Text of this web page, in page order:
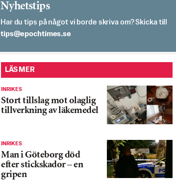
Nyhetstips
Har du tips på något vi borde skriva om? Skicka till
es.semithcope@spit
LÄS MER
INRIKES
Stort tillslag mot olaglig
tillverkning av läkemedel
INRIKES
Man i Göteborg död
efter stickskador – en
gripen